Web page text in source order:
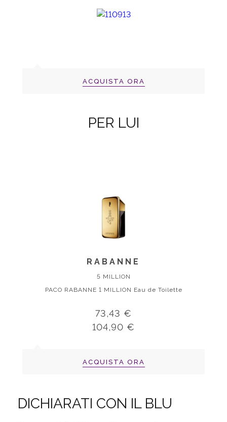
ACQUISTA ORA
PER LUI
RABANNE
5 MILLION
PACO RABANNE 1 MILLION Eau de Toilette
73,43 €
104,90 €
ACQUISTA ORA
DICHIARATI CON IL BLU